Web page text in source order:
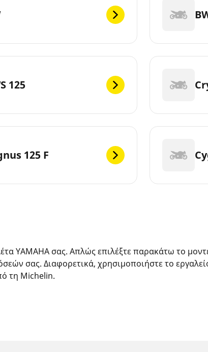
125
125 F
YAMAHA σας. Απλώς επιλέξτε παρακάτω το
σας. Διαφορετικά, χρησιμοποιήστε το
τη Michelin.